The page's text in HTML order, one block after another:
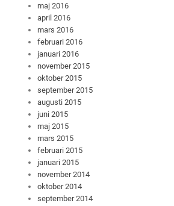
maj 2016
april 2016
mars 2016
februari 2016
januari 2016
november 2015
oktober 2015
september 2015
augusti 2015
juni 2015
maj 2015
mars 2015
februari 2015
januari 2015
november 2014
oktober 2014
september 2014